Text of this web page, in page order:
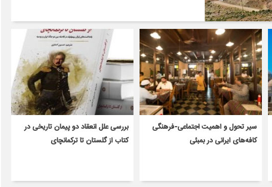
سیر تحول و اهمیت اجتماعی-فرهنگی
کافه‌های ایرانی در بمبئی
بررسی علل انعقاد دو پیمان‌ تاریخی در
کتاب از گلستان تا ترکمانچای